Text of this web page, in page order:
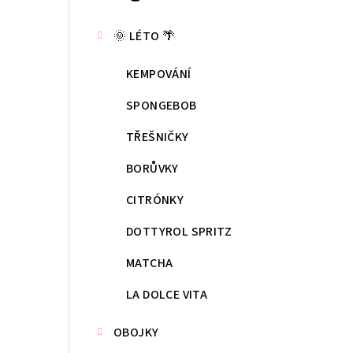
kategorie
🌞 LÉTO 🌴
KEMPOVÁNÍ
SPONGEBOB
TŘEŠNIČKY
BORŮVKY
CITRÓNKY
DOTTYROL SPRITZ
MATCHA
LA DOLCE VITA
OBOJKY